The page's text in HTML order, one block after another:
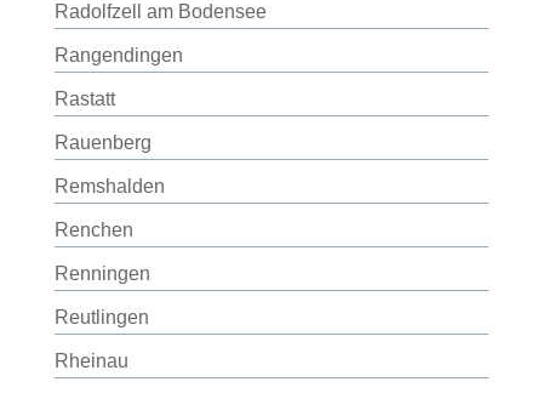
Radolfzell am Bodensee
Rangendingen
Rastatt
Rauenberg
Remshalden
Renchen
Renningen
Reutlingen
Rheinau